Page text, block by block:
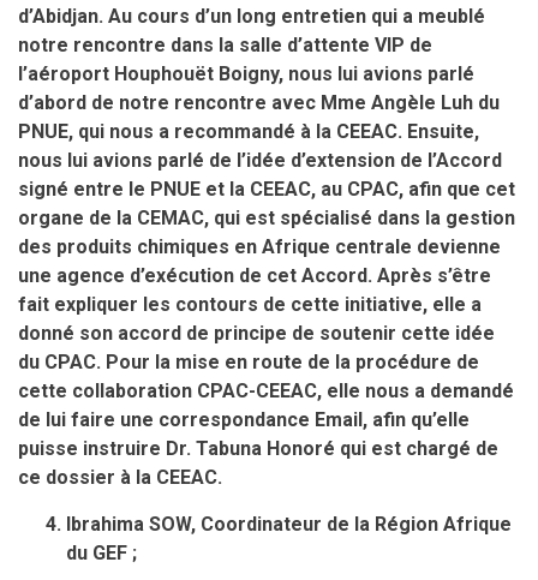
d’Abidjan. Au cours d’un long entretien qui a meublé
notre rencontre dans la salle d’attente VIP de
l’aéroport Houphouët Boigny, nous lui avions parlé
d’abord de notre rencontre avec Mme Angèle Luh du
PNUE, qui nous a recommandé à la CEEAC. Ensuite,
nous lui avions parlé de l’idée d’extension de l’Accord
signé entre le PNUE et la CEEAC, au CPAC, afin que cet
organe de la CEMAC, qui est spécialisé dans la gestion
des produits chimiques en Afrique centrale devienne
une agence d’exécution de cet Accord. Après s’être
fait expliquer les contours de cette initiative, elle a
donné son accord de principe de soutenir cette idée
du CPAC. Pour la mise en route de la procédure de
cette collaboration CPAC-CEEAC, elle nous a demandé
de lui faire une correspondance Email, afin qu’elle
puisse instruire Dr. Tabuna Honoré qui est chargé de
ce dossier à la CEEAC.
Ibrahima SOW, Coordinateur de la Région Afrique
du GEF ;